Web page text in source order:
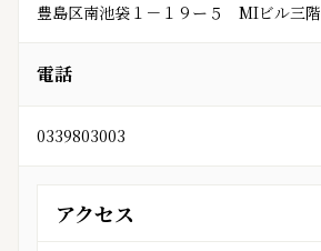
豊島区南池袋１－１９ー５　MIビル三階
電話
0339803003
アクセス